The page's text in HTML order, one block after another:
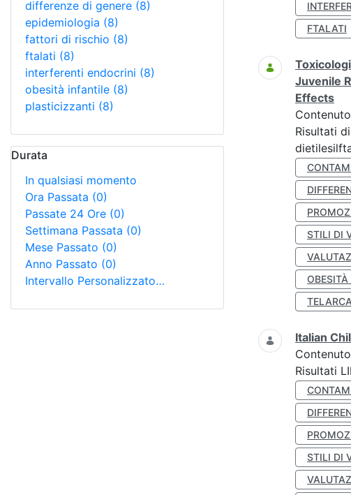
differenze di genere (8)
epidemiologia (8)
fattori di rischio (8)
ftalati (8)
interferenti endocrini (8)
obesità infantile (8)
plasticizzanti (8)
Durata
In qualsiasi momento
Ora Passata (0)
Passate 24 Ore (0)
Settimana Passata (0)
Mese Passato (0)
Anno Passato (0)
Intervallo Personalizzato…
FTALATI
Juvenile
Effects
Risultati
STILI DI
Italian
Risultati
STILI DI